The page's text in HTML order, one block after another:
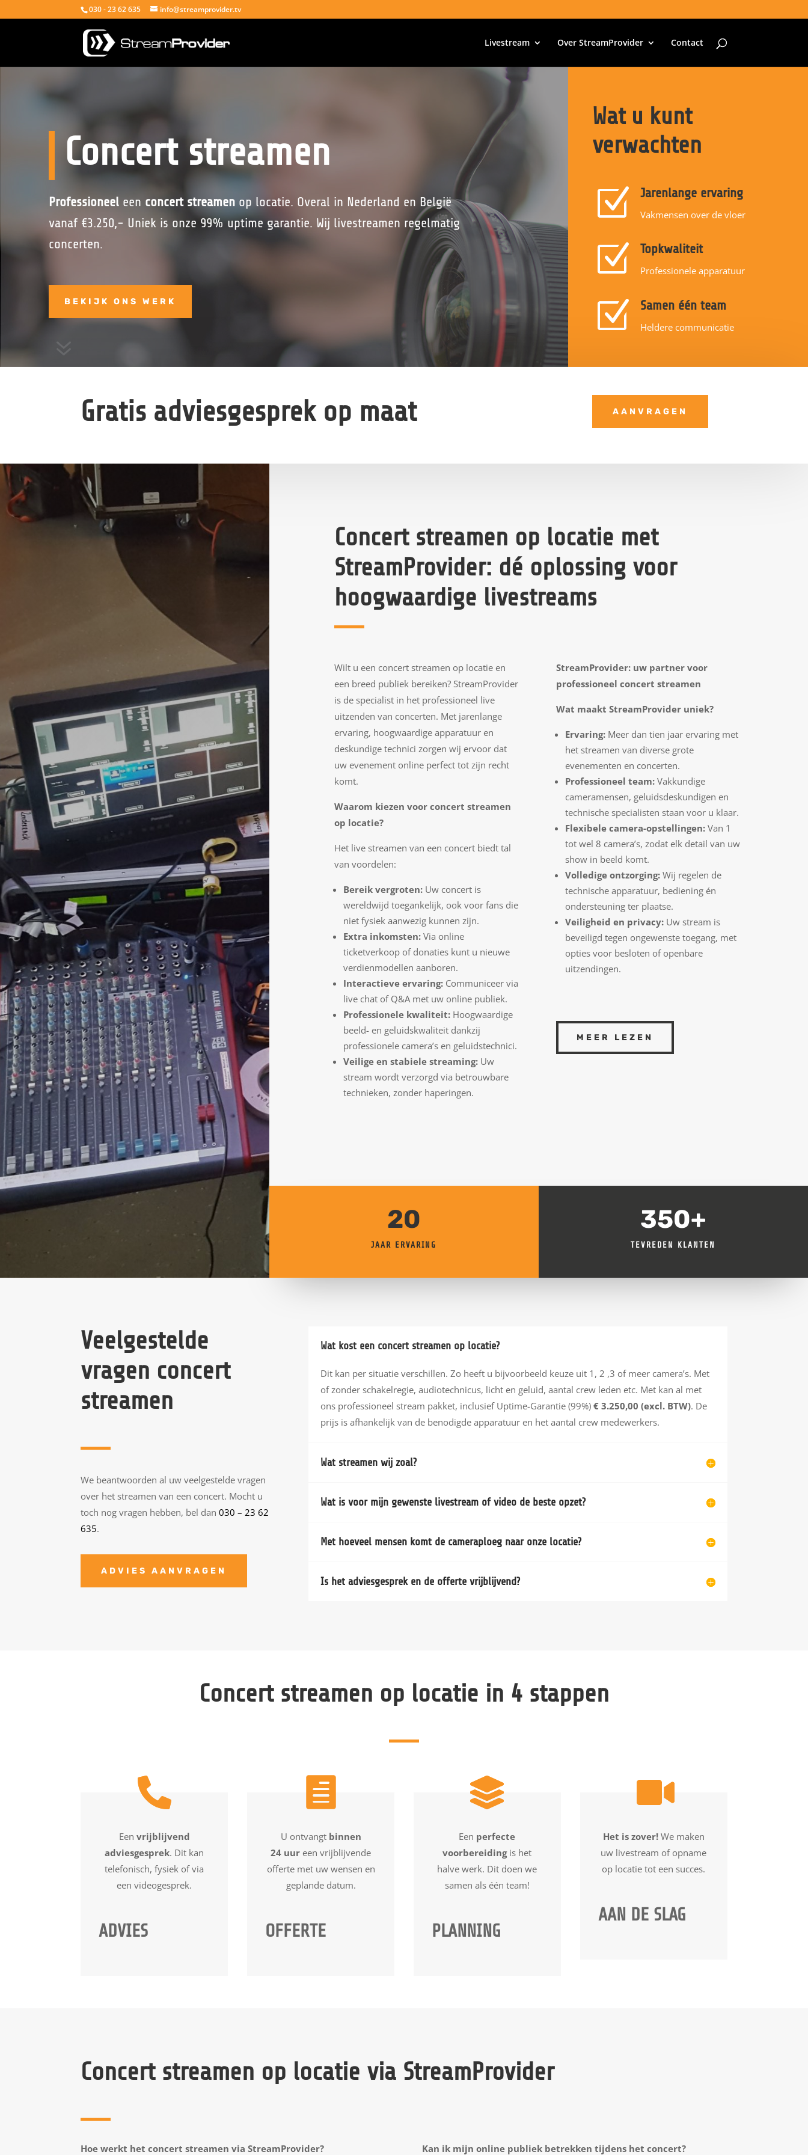
030 - 23 62 635 info@streamprovider.tv
Livestream Over StreamProvider Contact
Concert streamen
Professioneeleen concert streamenop locatie. Overal in Nederland en België
vanaf €3.250,- Uniek is onze 99% uptime garantie. Wij livestreamen regelmatig
concerten.
BEKIJK ONS WERK
7
Wat u kunt
verwachten
Z Jarenlange ervaring
Vakmensen over de vloer
Z Topkwaliteit
Professionele apparatuur
Z Samen één team
Heldere communicatie
Gratis adviesgesprek op maat AANVRAGEN
Concert streamen op locatie met
StreamProvider: dé oplossing voor
hoogwaardige livestreams
Wilt u een concert streamen op locatie en
een breed publiek bereiken? StreamProvider
is de specialist in het professioneel live
uitzenden van concerten. Met jarenlange
ervaring, hoogwaardige apparatuur en
deskundige technici zorgen wij ervoor dat
uw evenement online perfect tot zijn recht
komt.
Waarom kiezen voor concert streamen
op locatie?
Het live streamen van een concert biedt tal
van voordelen:
Bereik vergroten:Uw concert is
wereldwijd toegankelijk, ook voor fans die
niet fysiek aanwezig kunnen zijn.
Extra inkomsten:Via online
ticketverkoop of donaties kunt u nieuwe
verdienmodellen aanboren.
Interactieve ervaring:Communiceer via
live chat of Q&A met uw online publiek.
Professionele kwaliteit:Hoogwaardige
beeld- en geluidskwaliteit dankzij
professionele camera’s en geluidstechnici.
Veilige en stabiele streaming:Uw
stream wordt verzorgd via betrouwbare
technieken, zonder haperingen.
StreamProvider: uw partner voor
professioneel concert streamen
Wat maakt StreamProvider uniek?
Ervaring:Meer dan tien jaar ervaring met
het streamen van diverse grote
evenementen en concerten.
Professioneel team:Vakkundige
cameramensen, geluidsdeskundigen en
technische specialisten staan voor u klaar.
Flexibele camera-opstellingen:Van 1
tot wel 8 camera’s, zodat elk detail van uw
show in beeld komt.
Volledige ontzorging:Wij regelen de
technische apparatuur, bediening én
ondersteuning ter plaatse.
Veiligheid en privacy:Uw stream is
beveiligd tegen ongewenste toegang, met
opties voor besloten of openbare
uitzendingen.
MEER LEZEN
20
JAAR ERVARING
350+
TEVREDEN KLANTEN
Veelgestelde
vragen concert
streamen
We beantwoorden al uw veelgestelde vragen
over het streamen van een concert. Mocht u
toch nog vragen hebben, bel dan030 – 23 62
635.
ADVIES AANVRAGEN
Wat kost een concert streamen op locatie?
Dit kan per situatie verschillen. Zo heeft u bijvoorbeeld keuze uit 1, 2 ,3 of meer camera’s. Met
of zonder schakelregie, audiotechnicus, licht en geluid, aantal crew leden etc. Met kan al met
ons professioneel stream pakket, inclusief Uptime-Garantie (99%) € 3.250,00 (excl. BTW). De
prijs is afhankelijk van de benodigde apparatuur en het aantal crew medewerkers.
Wat streamen wij zoal?
Wat is voor mijn gewenste livestream of video de beste opzet?
Met hoeveel mensen komt de cameraploeg naar onze locatie?
Is het adviesgesprek en de offerte vrijblijvend?
Concert streamen op locatie in 4 stappen
Een vrijblijvend
adviesgesprek. Dit kan
telefonisch, fysiek of via
een videogesprek.
ADVIES
U ontvangt binnen
24 uur een vrijblijvende
offerte met uw wensen en
geplande datum.
OFFERTE
Een perfecte
voorbereidingis het
halve werk. Dit doen we
samen als één team!
PLANNING
Het is zover!We maken
uw livestream of opname
op locatie tot een succes.
AAN DE SLAG
Concert streamen op locatie via StreamProvider
Hoe werkt het concert streamen via StreamProvider? Kan ik mijn online publiek betrekken tijdens het concert?